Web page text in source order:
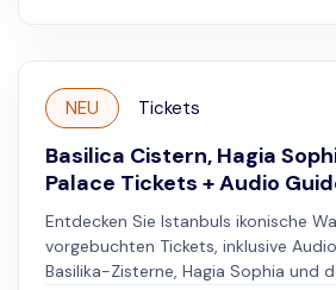
NEU Tickets
Basilica Cistern, Hagia
Palace Tickets + Audio
Entdecken Sie Istanbuls ikonische
vorgebuchten Tickets, inklusive
Basilika-Zisterne, Hagia Sophia und